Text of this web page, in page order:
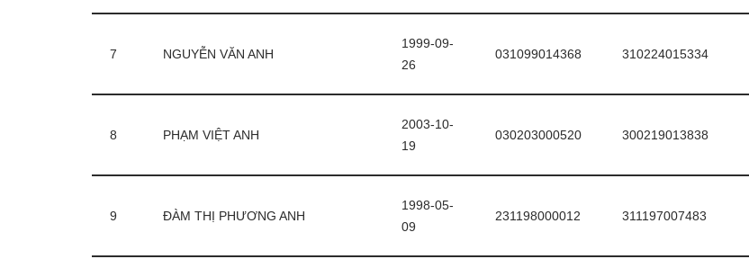
7 NGUYỄN VĂN ANH
1999-09-
26
031099014368 310224015334
8 PHẠM VIỆT ANH
2003-10-
19
030203000520 300219013838
9 ĐÀM THỊ PHƯƠNG ANH
1998-05-
09
231198000012 311197007483